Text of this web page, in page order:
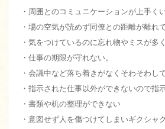
・周囲とのコミュニケーションが上手く
・場の空気が読めず同僚との距離が離れ
・気をつけているのに忘れ物やミスが多
・仕事の期限が守れない。
・会議中など落ち着きがなくそわそわし
・指示された仕事以外ができないので指
・書類や机の整理ができない
・意図せず人を傷つけてしまいギクシャ